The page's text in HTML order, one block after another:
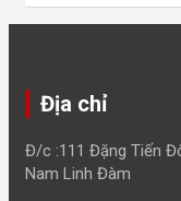
Địa chỉ
Đ/c :111 Đặng Tiến
Nam Linh Đàm